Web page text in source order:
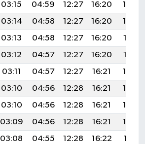
03:15 04:59 12:27 16:20
19:45
03:14 04:58 12:27 16:20
19:46
03:13 04:58 12:27 16:20
19:47
03:12 04:57 12:27 16:20
19:47
03:11 04:57 12:27 16:21
19:48
03:10 04:56 12:28 16:21
19:49
03:10 04:56 12:28 16:21
19:49
03:09 04:56 12:28 16:21
19:50
03:08 04:55 12:28 16:22
19:51